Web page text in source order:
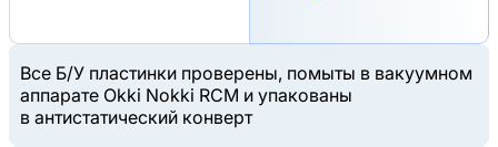
Все Б/У пластинки проверены, помыты в вакуумном
аппарате Okki Nokki RCM и упакованы
в антистатический конверт